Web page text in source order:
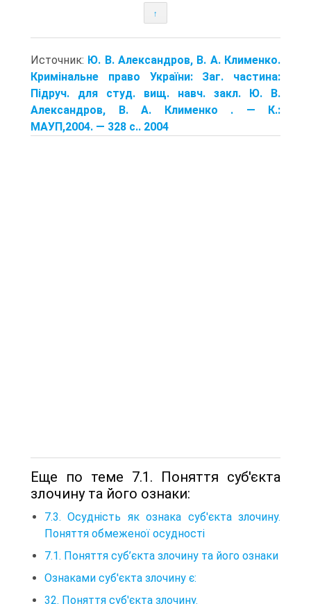
↑
Источник: Ю. В. Александров, В. А. Клименко.
Кримінальне право України: Заг. частина:
Підруч. для студ. вищ. навч. закл. Ю. В.
Александров, В. А. Клименко . — К.:
МАУП,2004. — 328 с.. 2004
Еще по теме 7.1. Поняття суб'єкта
злочину та його ознаки:
7.3. Осудність як ознака суб'єкта злочину.
Поняття обмеженої осудності
7.1. Поняття суб’єкта злочину та його ознаки
Ознаками суб'єкта злочину є:
32. Поняття суб'єкта злочину.